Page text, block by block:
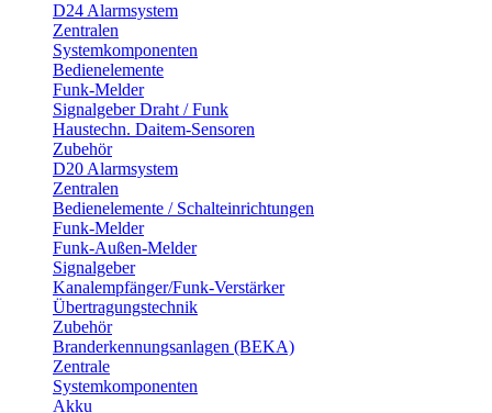
D24 Alarmsystem
Zentralen
Systemkomponenten
Bedienelemente
Funk-Melder
Signalgeber Draht / Funk
Haustechn. Daitem-Sensoren
Zubehör
D20 Alarmsystem
Zentralen
Bedienelemente / Schalteinrichtungen
Funk-Melder
Funk-Außen-Melder
Signalgeber
Kanalempfänger/Funk-Verstärker
Übertragungstechnik
Zubehör
Branderkennungsanlagen (BEKA)
Zentrale
Systemkomponenten
Akku